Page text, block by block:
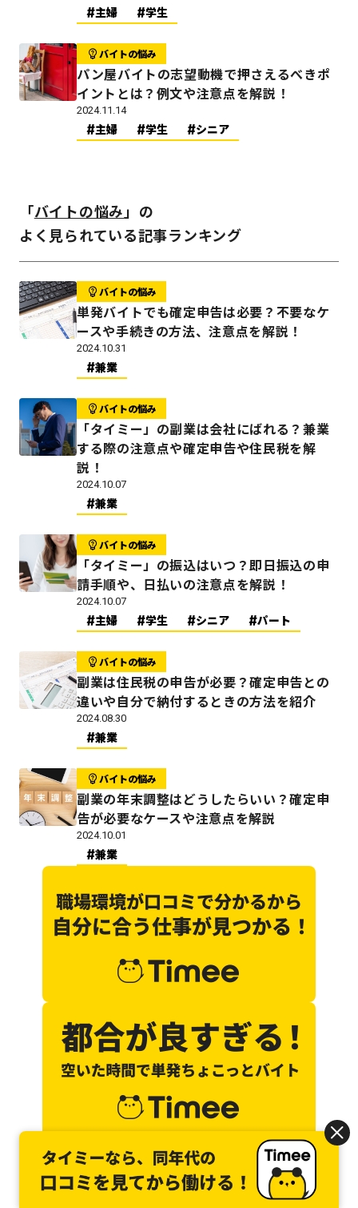
主婦 学生
バイトの悩み
パン屋バイトの志望動機で押さえるべきポ
イントとは？例文や注意点を解説！
2024.11.14
主婦 学生 シニア
「バイトの悩み 」の
よく見られている記事ランキング
バイトの悩み
単発バイトでも確定申告は必要？不要なケ
ースや手続きの方法、注意点を解説！
2024.10.31
兼業
バイトの悩み
「タイミー」の副業は会社にばれる？兼業
する際の注意点や確定申告や住民税を解
説！
2024.10.07
兼業
バイトの悩み
「タイミー」の振込はいつ？即日振込の申
請手順や、日払いの注意点を解説！
2024.10.07
主婦 学生 シニア パート
バイトの悩み
副業は住民税の申告が必要？確定申告との
違いや自分で納付するときの方法を紹介
2024.08.30
兼業
バイトの悩み
副業の年末調整はどうしたらいい？確定申
告が必要なケースや注意点を解説
2024.10.01
兼業
あなたにぴったりな記事を探す